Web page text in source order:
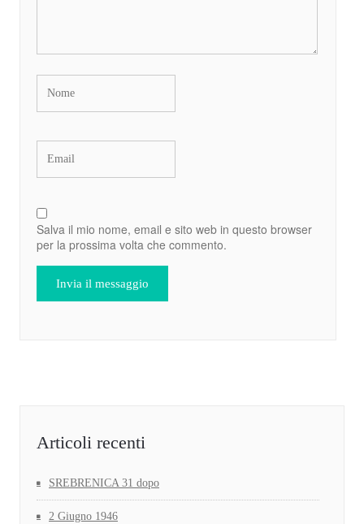
Salva il mio nome, email e sito web in questo browser
per la prossima volta che commento.
Articoli recenti
SREBRENICA 31 dopo
2 Giugno 1946